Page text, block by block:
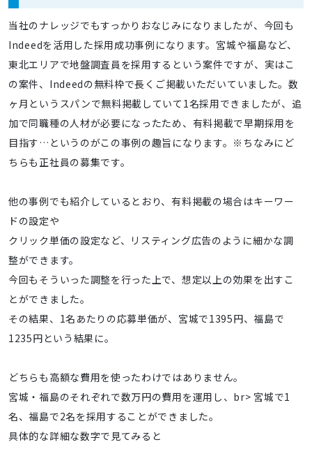
当社のナレッジでもすっかりおなじみになりましたが、今回も
Indeedを活用した採用成功事例になります。宮城や福島など、
東北エリアで地盤調査員を採用するという案件ですが、実はこ
の案件、Indeedの無料枠で長くご掲載いただいていました。数
ヶ月というスパンで無料掲載していて1名採用できましたが、追
加で同職種の人材が必要になったため、有料掲載で早期採用を
目指す…というのがこの事例の趣旨になります。※ちなみにど
ちらも正社員の募集です。
他の事例でも紹介しているとおり、有料掲載の場合はキーワー
ドの設定や
クリック単価の設定など、リスティング広告のように細かな調
整ができます。
今回もそういった調整を行った上で、想定以上の効果を出すこ
とができました。
その結果、1名あたりの応募単価が、宮城で1395円、福島で
1235円という結果に。
どちらも高額な費用を使ったわけではありません。
宮城・福島のそれぞれで数万円の費用を運用し、br> 宮城で1
名、福島で2名を採用することができました。
具体的な詳細な数字で見てみると